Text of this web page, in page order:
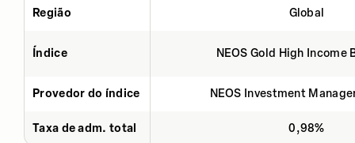
Região Global
Índice NEOS Gold High Income
Provedor do índice NEOS Investment
Taxa de adm. total 0,98%